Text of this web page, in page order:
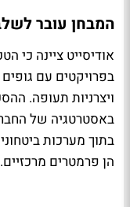
המבחן עובר
אודיסייט ציינה כי
בפרויקטים עם
ויצרניות תעופה.
באסטרטגיה של
בתוך מערכות
הן פרמטרים מרכזיים.